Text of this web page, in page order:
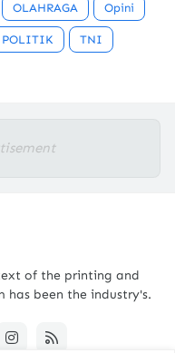
OLAHRAGA Opini
POLITIK TNI
of the printing and
been the industry's.